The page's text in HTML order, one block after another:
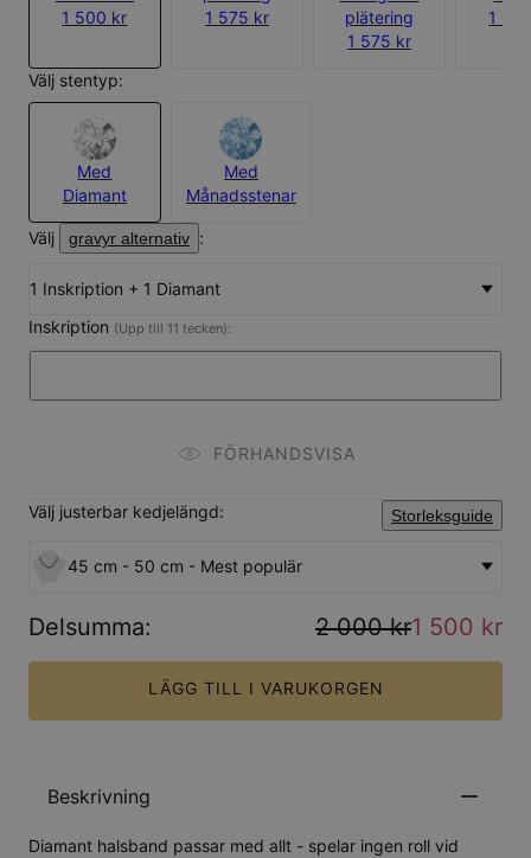
1 500 kr
1 575 kr
plätering
1 575 kr
1
Välj stentyp:
Med
Diamant
Med
Månadsstenar
Välj gravyr alternativ :
1 Inskription + 1 Diamant
Inskription (Upp till 11 tecken):
FÖRHANDSVISA
Välj justerbar kedjelängd: Storleksguide
45 cm - 50 cm - Mest populär
Delsumma: 2 000 kr1 500 kr
LÄGG TILL I VARUKORGEN
Beskrivning
Diamant halsband passar med allt - spelar ingen roll vid